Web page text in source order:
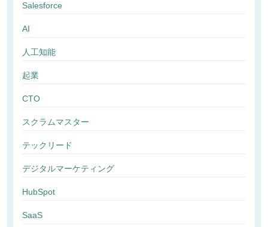
Salesforce
AI
人工知能
起業
CTO
スクラムマスター
テックリード
デジタルマーケティング
HubSpot
SaaS